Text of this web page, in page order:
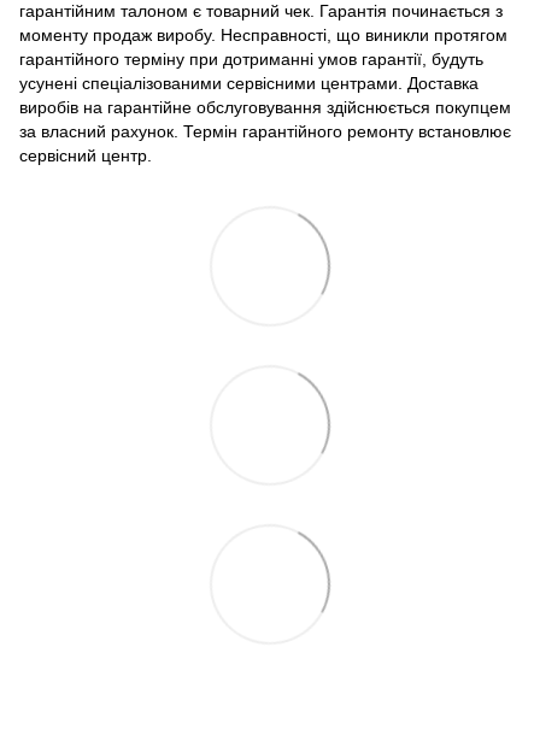
гарантійним талоном є товарний чек. Гарантія починається з
моменту продаж виробу. Несправності, що виникли протягом
гарантійного терміну при дотриманні умов гарантії, будуть
усунені спеціалізованими сервісними центрами. Доставка
виробів на гарантійне обслуговування здійснюється покупцем
за власний рахунок. Термін гарантійного ремонту встановлює
сервісний центр.